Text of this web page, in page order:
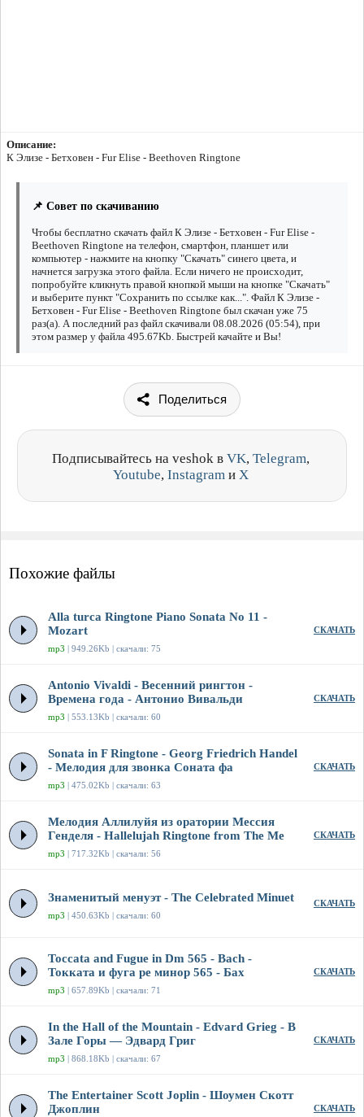
Описание:
К Элизе - Бетховен - Fur Elise - Beethoven Ringtone
📌 Совет по скачиванию
Чтобы бесплатно скачать файл К Элизе - Бетховен - Fur Elise -
Beethoven Ringtone на телефон, смартфон, планшет или
компьютер - нажмите на кнопку "Скачать" синего цвета, и
начнется загрузка этого файла. Если ничего не происходит,
попробуйте кликнуть правой кнопкой мыши на кнопке "Скачать"
и выберите пункт "Сохранить по ссылке как...". Файл К Элизе -
Бетховен - Fur Elise - Beethoven Ringtone был скачан уже 75
раз(а). А последний раз файл скачивали 08.08.2026 (05:54), при
этом размер у файла 495.67Kb. Быстрей качайте и Вы!
Поделиться
Подписывайтесь на veshok в VK, Telegram,
Youtube, Instagram и X
Похожие файлы
Alla turca Ringtone Piano Sonata No 11 -
Mozart
mp3 | 949.26Kb | скачали: 75
СКАЧАТЬ
Antonio Vivaldi - Весенний рингтон -
Времена года - Антонио Вивальди
mp3 | 553.13Kb | скачали: 60
СКАЧАТЬ
Sonata in F Ringtone - Georg Friedrich Handel
- Мелодия для звонка Соната фа
mp3 | 475.02Kb | скачали: 63
СКАЧАТЬ
Мелодия Аллилуйя из оратории Мессия
Генделя - Hallelujah Ringtone from The Me
mp3 | 717.32Kb | скачали: 56
СКАЧАТЬ
Знаменитый менуэт - The Celebrated Minuet
mp3 | 450.63Kb | скачали: 60
СКАЧАТЬ
Toccata and Fugue in Dm 565 - Bach -
Токката и фуга ре минор 565 - Бах
mp3 | 657.89Kb | скачали: 71
СКАЧАТЬ
In the Hall of the Mountain - Edvard Grieg - В
Зале Горы — Эдвард Григ
mp3 | 868.18Kb | скачали: 67
СКАЧАТЬ
The Entertainer Scott Joplin - Шоумен Скотт
Джоплин
СКАЧАТЬ